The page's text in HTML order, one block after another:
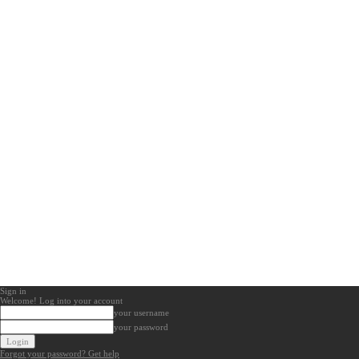
Sign in
Welcome! Log into your account
your username
your password
Forgot your password? Get help